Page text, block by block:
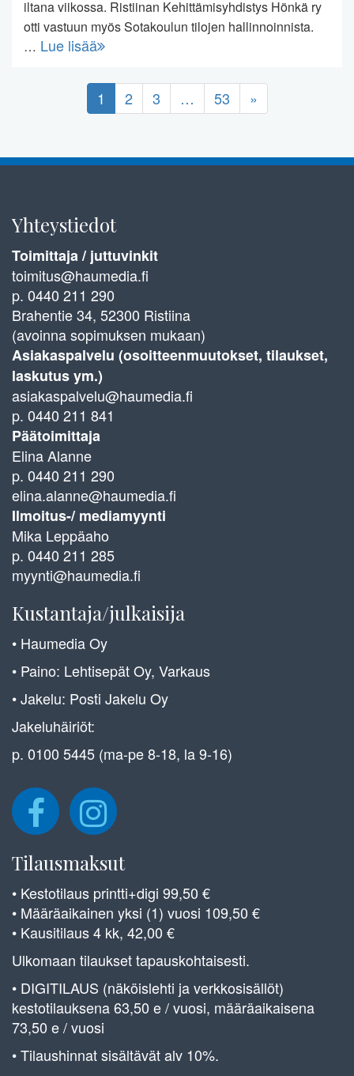
iltana viikossa. Ristiinan Kehittämisyhdistys Hönkä ry
otti vastuun myös Sotakoulun tilojen hallinnoinnista.
… Lue lisää
1 2 3 … 53 »
Yhteystiedot
Toimittaja / juttuvinkit
toimitus@haumedia.fi
p. 0440 211 290
Brahentie 34, 52300 Ristiina
(avoinna sopimuksen mukaan)
Asiakaspalvelu (osoitteenmuutokset, tilaukset,
laskutus ym.)
asiakaspalvelu@haumedia.fi
p. 0440 211 841
Päätoimittaja
Elina Alanne
p. 0440 211 290
elina.alanne@haumedia.fi
Ilmoitus-/ mediamyynti
Mika Leppäaho
p. 0440 211 285
myynti@haumedia.fi
Kustantaja/julkaisija
• Haumedia Oy
• Paino: Lehtisepät Oy, Varkaus
• Jakelu: Posti Jakelu Oy
Jakeluhäiriöt:
p. 0100 5445 (ma-pe 8-18, la 9-16)
Tilausmaksut
• Kestotilaus printti+digi 99,50 €
• Määräaikainen yksi (1) vuosi 109,50 €
• Kausitilaus 4 kk, 42,00 €
Ulkomaan tilaukset tapauskohtaisesti.
• DIGITILAUS (näköislehti ja verkkosisällöt)
kestotilauksena 63,50 e / vuosi, määräaikaisena
73,50 e / vuosi
• Tilaushinnat sisältävät alv 10%.